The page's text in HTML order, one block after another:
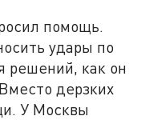
помощь.
удары по
решений, как он
дерзких
У Москвы